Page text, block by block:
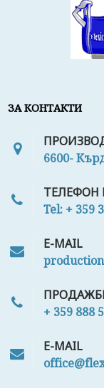
ЗА КОНТАКТИ
6600-
ТЕЛЕФОН
Tel: + 359
E-MAIL
+ 359 888
E-MAIL